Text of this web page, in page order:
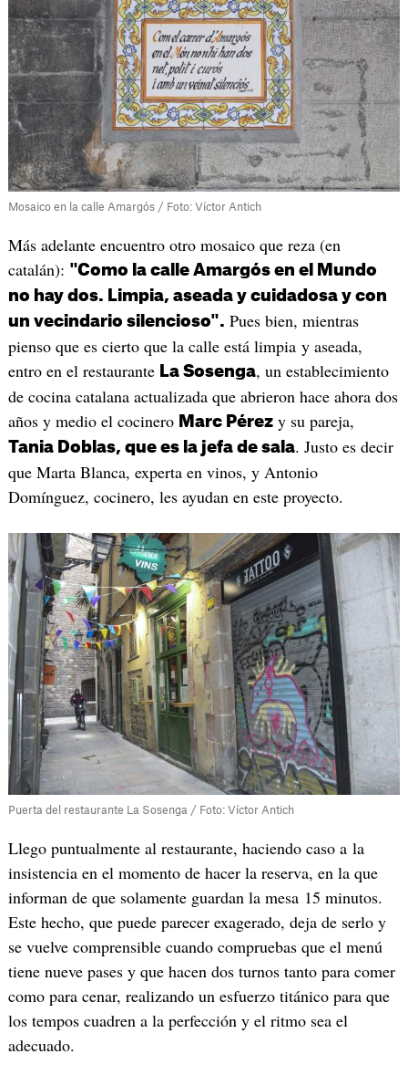
Mosaico en la calle Amargós / Foto: Víctor Antich
Más adelante encuentro otro mosaico que reza (en
catalán): "Como la calle Amargós en el Mundo
no hay dos. Limpia, aseada y cuidadosa y con
un vecindario silencioso". Pues bien, mientras
pienso que es cierto que la calle está limpia y aseada,
entro en el restaurante La Sosenga, un establecimiento
de cocina catalana actualizada que abrieron hace ahora dos
años y medio el cocinero Marc Pérezy su pareja,
Tania Doblas, que es la jefa de sala. Justo es decir
que Marta Blanca, experta en vinos, y Antonio
Domínguez, cocinero, les ayudan en este proyecto.
Puerta del restaurante La Sosenga / Foto: Víctor Antich
Llego puntualmente al restaurante, haciendo caso a la
insistencia en el momento de hacer la reserva, en la que
informan de que solamente guardan la mesa 15 minutos.
Este hecho, que puede parecer exagerado, deja de serlo y
se vuelve comprensible cuando compruebas que el menú
tiene nueve pases y que hacen dos turnos tanto para comer
como para cenar, realizando un esfuerzo titánico para que
los tempos cuadren a la perfección y el ritmo sea el
adecuado.